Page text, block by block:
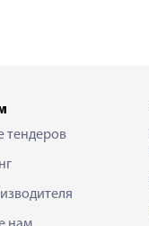
тендеров